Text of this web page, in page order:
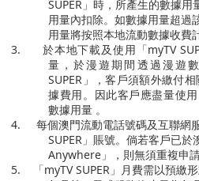
SUPER 」時，所產生的數據
用量內扣除。如數據用量超過
用量將按照本地流動數據收費
3.
於本地下載及使用「myTV
量，於漫遊期間透過漫遊
SUPER 」，客戶須額外繳付
據費用。因此客戶應盡量使用
數據用量 。
4.
每個澳門流動電話號碼及互聯網
SUPER 」賬號。倘若客戶已於
Anywhere 」，則無須重複申
5.
「myTV SUPER 」月費需以預繳